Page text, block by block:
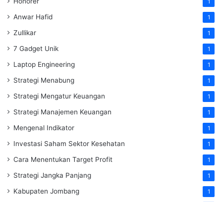
1
Anwar Hafid 1
Zullikar 1
7 Gadget Unik 1
Laptop Engineering 1
Strategi Menabung 1
Strategi Mengatur Keuangan 1
Strategi Manajemen Keuangan 1
Mengenal Indikator 1
Investasi Saham Sektor Kesehatan 1
Cara Menentukan Target Profit 1
Strategi Jangka Panjang 1
Kabupaten Jombang 1